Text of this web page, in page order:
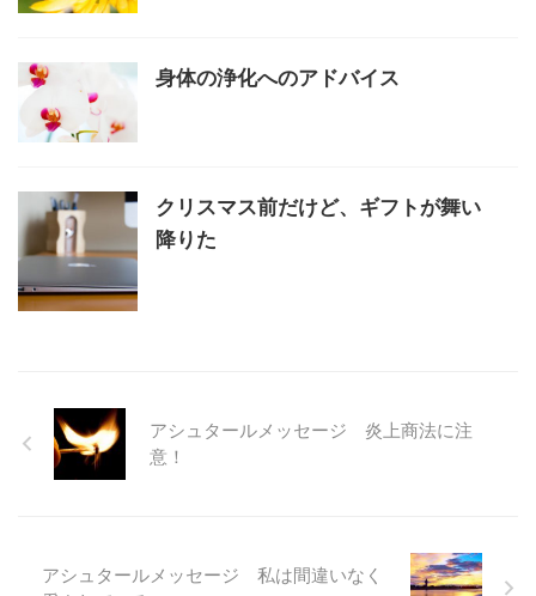
身体の浄化へのアドバイス
クリスマス前だけど、ギフトが舞い
降りた
アシュタールメッセージ 炎上商法に注
意！
アシュタールメッセージ 私は間違いなく